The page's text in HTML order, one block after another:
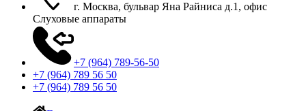
г. Москва, бульвар Яна Райниса д.1, офис
Слуховые аппараты
+7 (964) 789-56-50
+7 (964) 789 56 50
+7 (964) 789 56 50